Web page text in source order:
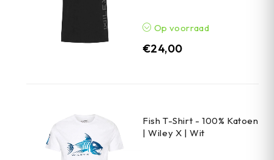
Op voorraad
€24,00
Fish T-Shirt - 100% Katoen
| Wiley X | Wit